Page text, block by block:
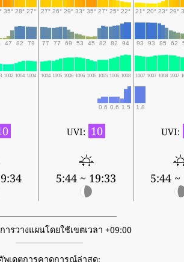
35° 28° 27° 27° 26° 29° 33° 35° 27° 25° 22° 21° 20° 23° 29°
47 82 79 77 77 69 53 45 82 82 94 93 93 85 62
1002 1004 1004 1004 1005 1006 1006 1005 1005 1006 1008 1007 1007 1008 1007
0.6 0.6 1.5 1.8
UVI: 10
5:44 ~ 19:33
UVI:
5:44 ~
รวางแผนโดยใช้เขตเวลา +09:00
พเดตการคาดการณ์ล่าสุด: